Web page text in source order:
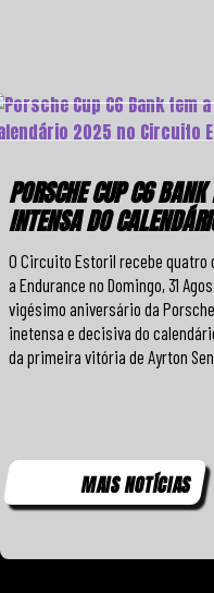
PORSCHE CUP C6
INTENSA DO
O Circuito Estoril recebe
a Endurance no Domingo, 31
vigésimo aniversário da
inetensa e decisiva do
da primeira vitória de Ayrton
MAIS NOTÍCIAS